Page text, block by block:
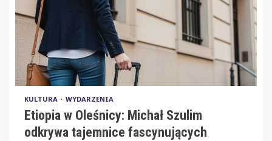
KULTURA WYDARZENIA
Etiopia w Oleśnicy: Michał Szulim
odkrywa tajemnice fascynujących